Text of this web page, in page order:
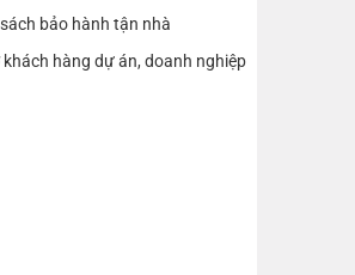
số lượng
bảo hành tận nhà
khách hàng dự án, doanh nghiệp